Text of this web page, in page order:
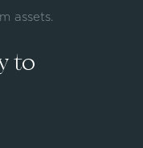
assets.
to